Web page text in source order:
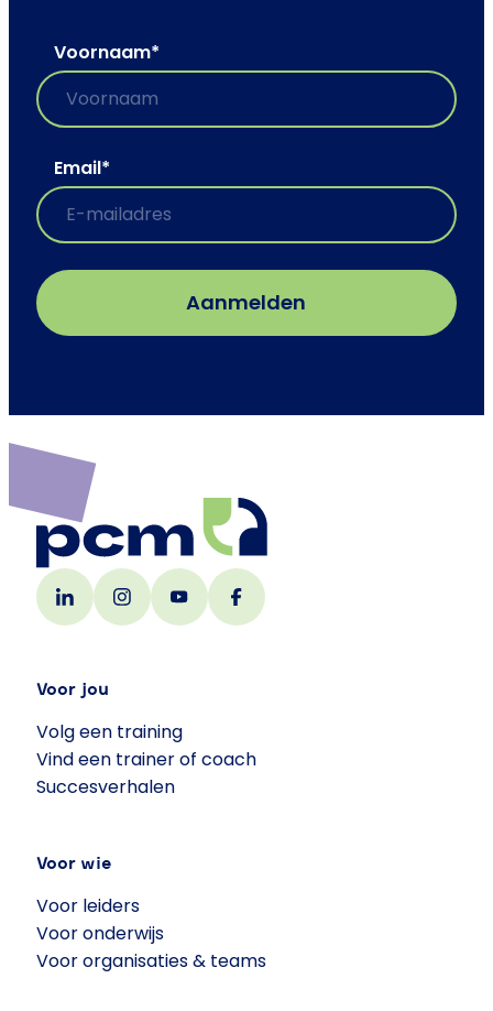
Voornaam*
Email*
Voor jou
Volg een training
Vind een trainer of coach
Succesverhalen
Voor wie
Voor leiders
Voor onderwijs
Voor organisaties & teams